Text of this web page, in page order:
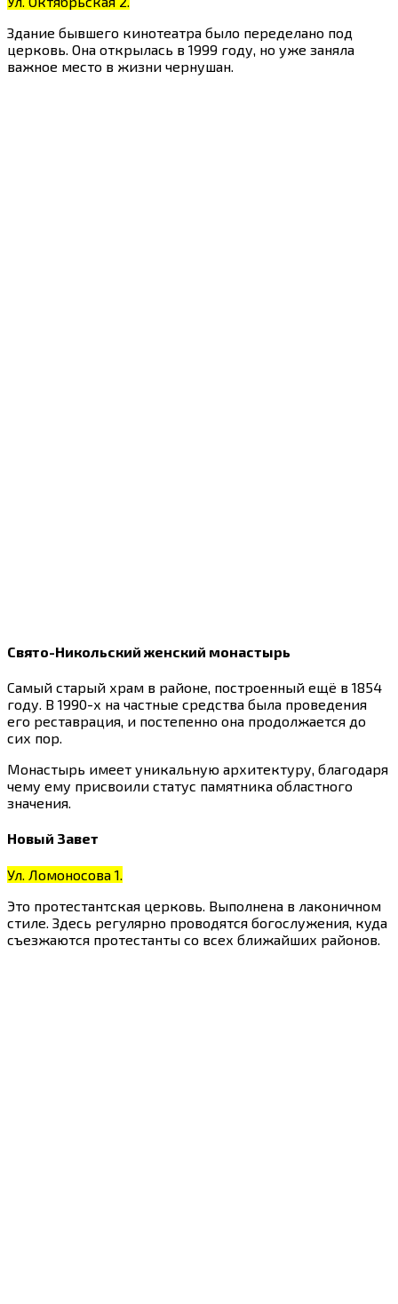
Здание бывшего кинотеатра было переделано под
церковь. Она открылась в 1999 году, но уже заняла
важное место в жизни чернушан.
Свято-Никольский женский монастырь
Самый старый храм в районе, построенный ещё в 1854
году. В 1990-х на частные средства была проведения
его реставрация, и постепенно она продолжается до
сих пор.
Монастырь имеет уникальную архитектуру, благодаря
чему ему присвоили статус памятника областного
значения.
Новый Завет
Ул. Ломоносова 1.
Это протестантская церковь. Выполнена в лаконичном
стиле. Здесь регулярно проводятся богослужения, куда
съезжаются протестанты со всех ближайших районов.